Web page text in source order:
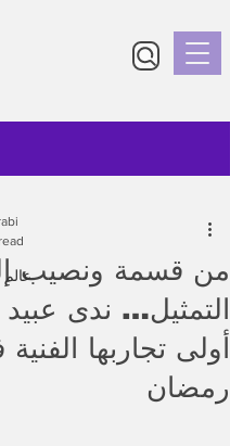
عالممن قسمة ونصيب
التمثيل… ندى
أولى تجاربها
رمضان
out of 5 stars.